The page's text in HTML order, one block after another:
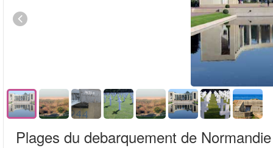
Plages du debarquement de Normandie